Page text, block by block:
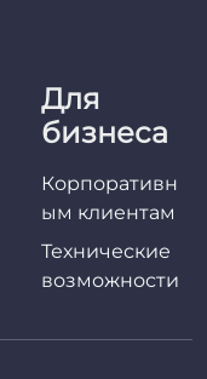
Для
бизнеса
Корпоративн
ым клиентам
Технические
возможности